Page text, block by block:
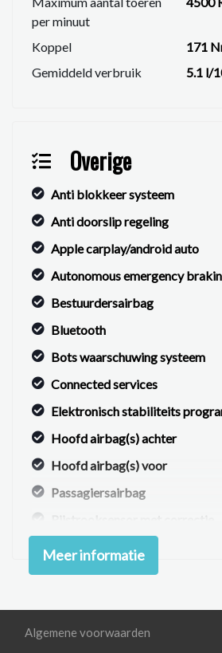
per minuut
Koppel
171
Gemiddeld verbruik
5.1 l/
Overige
Anti blokkeer systeem
Anti doorslip regeling
Apple carplay/android auto
Autonomous emergency
Bestuurdersairbag
Bluetooth
Bots waarschuwing systeem
Connected services
Elektronisch stabiliteits
Hoofd airbag(s) achter
Hoofd airbag(s) voor
Passagiersairbag
Uitstap waarschuwing
Volledig digitaal
Exterieur
Meer informatie
Algemene voorwaarden